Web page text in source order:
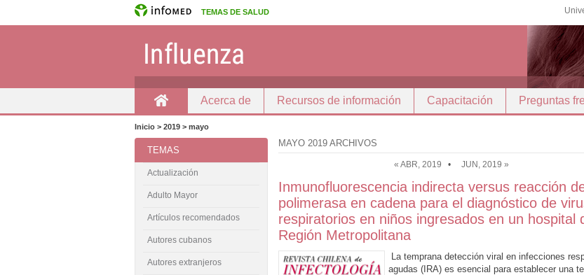
TEMAS DE SALUD
Acerca de Recursos de información Capacitación Preguntas
Inicio > 2019 > mayo
MAYO 2019 ARCHIVOS
« ABR, 2019 • JUN, 2019 »
Inmunofluorescencia indirecta versus reacción
polimerasa en cadena para el diagnóstico de
respiratorios en niños ingresados en un hospital
Región Metropolitana
La temprana detección viral en infecciones
agudas (IRA) es esencial para establecer una
TEMAS
Actualización
Adulto Mayor
Artículos recomendados
Autores cubanos
Autores extranjeros